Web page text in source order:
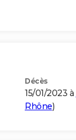
Décès
15/01/2023 à
Rhône)